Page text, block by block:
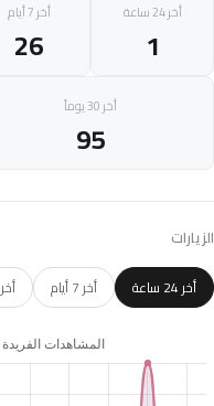
أخر 24 ساعة
1
أخر 7 أيام
26
أخر 30 يوماً
95
الزيارات
أخر 24 ساعة أخر 7 أيام أخر 30 يوماً